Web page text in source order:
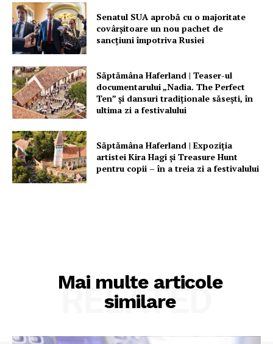
Despre noi / Echipa
Proiecte editoriale
Rețea
Contact
Senatul SUA aprobă cu o majoritate
covârșitoare un nou pachet de
sancțiuni împotriva Rusiei
Săptămâna Haferland | Teaser-ul
documentarului „Nadia. The Perfect
Ten” şi dansuri tradiţionale săseşti, în
ultima zi a festivalului
Săptămâna Haferland | Expoziţia
artistei Kira Hagi şi Treasure Hunt
pentru copii – în a treia zi a festivalului
Mai multe articole
similare
RELATED